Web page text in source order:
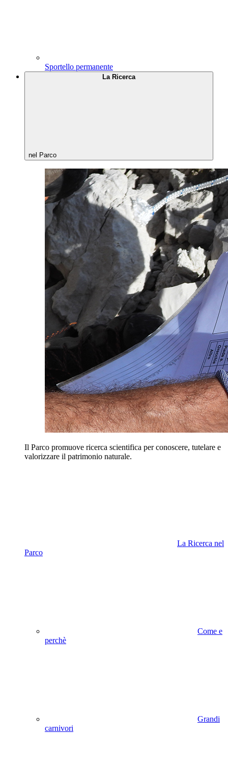
Sportello permanente
La Ricerca
nel Parco
Il Parco promuove ricerca scientifica per conoscere, tutelare e
valorizzare il patrimonio naturale.
La Ricerca nel
Parco
Come e
perchè
Grandi
carnivori